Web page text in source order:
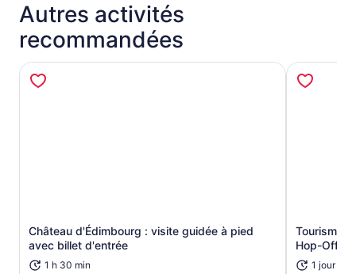
Autres activités
recommandées
Château d'Édimbourg : visite guidée à pied
avec billet d'entrée
1 h 30 min
S’ouvre dans un nouvel onglet
Tourisme
Hop-Off
1 jour